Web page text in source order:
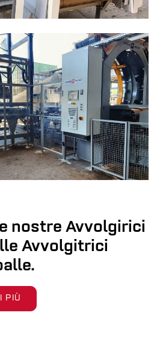
nostre Avvolgirici
Avvolgitrici
PIÙ